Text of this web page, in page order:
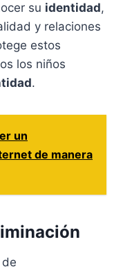
su identidad,
y relaciones
estos
los niños
.
un
de manera